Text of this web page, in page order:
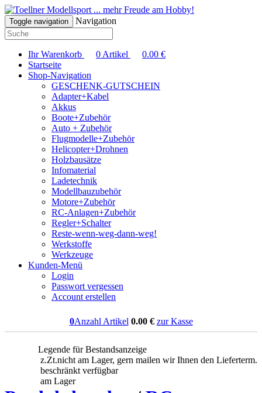
... mehr Freude am Hobby!
Toggle navigation Navigation
Ihr Warenkorb 0 Artikel 0.00 €
Startseite
Shop-Navigation
GESCHENK-GUTSCHEIN
Adapter+Kabel
Akkus
Boote+Zubehör
Auto + Zubehör
Flugmodelle+Zubehör
Helicopter+Drohnen
Holzbausätze
Infomaterial
Ladetechnik
Modellbauzubehör
Motore+Zubehör
RC-Anlagen+Zubehör
Regler+Schalter
Reste-wenn-weg-dann-weg!
Werkstoffe
Werkzeuge
Kunden-Menü
Login
Passwort vergessen
Account erstellen
0Anzahl Artikel 0.00€ zur Kasse
Legende für Bestandsanzeige
z.Zt.nicht am Lager, gern mailen wir Ihnen den Lieferterm.
beschränkt verfügbar
am Lager